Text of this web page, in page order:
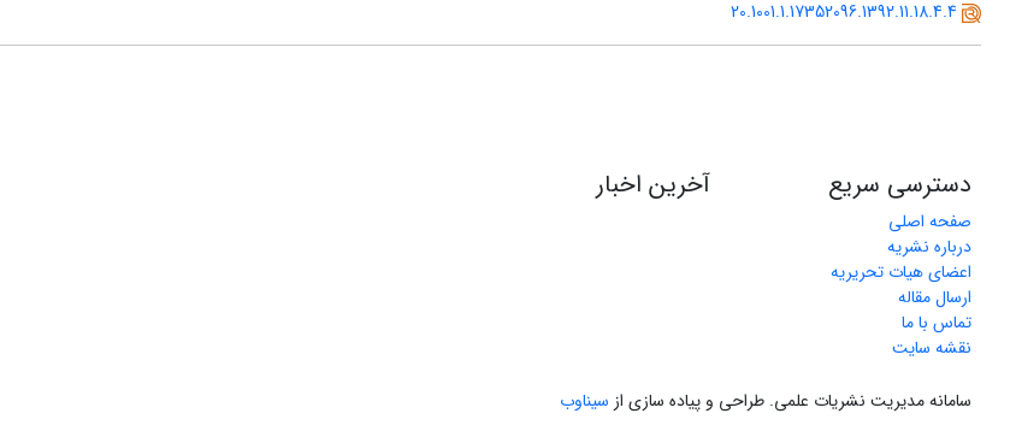
20.1001.1.17352096.1392.11.18.4.4
دسترسی سریع
صفحه اصلی
درباره نشریه
اعضای هیات تحریریه
ارسال مقاله
تماس با ما
نقشه سایت
آخرین اخبار
سامانه مدیریت نشریات علمی. طراحی و پیاده سازی از سیناوب